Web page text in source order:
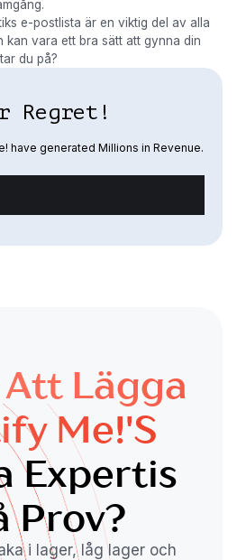
e-postlista är en viktig del av alla
kan vara ett bra sätt att gynna din
du på?
Regret!
have generated Millions in Revenue.
Att Lägga
Me!'s
Expertis
Prov?
i lager, låg lager och